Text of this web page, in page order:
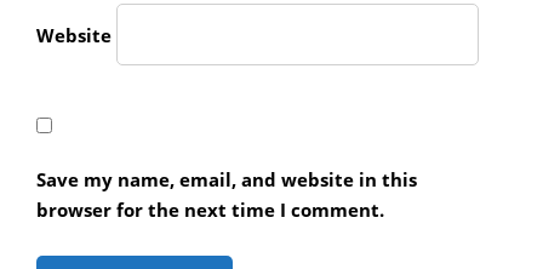
Website
Save my name, email, and website in this
browser for the next time I comment.